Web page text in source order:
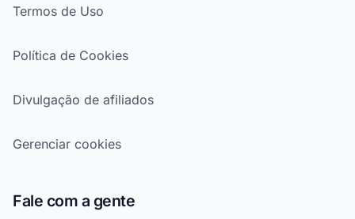
Termos de Uso
Política de Cookies
Divulgação de afiliados
Gerenciar cookies
Fale com a gente